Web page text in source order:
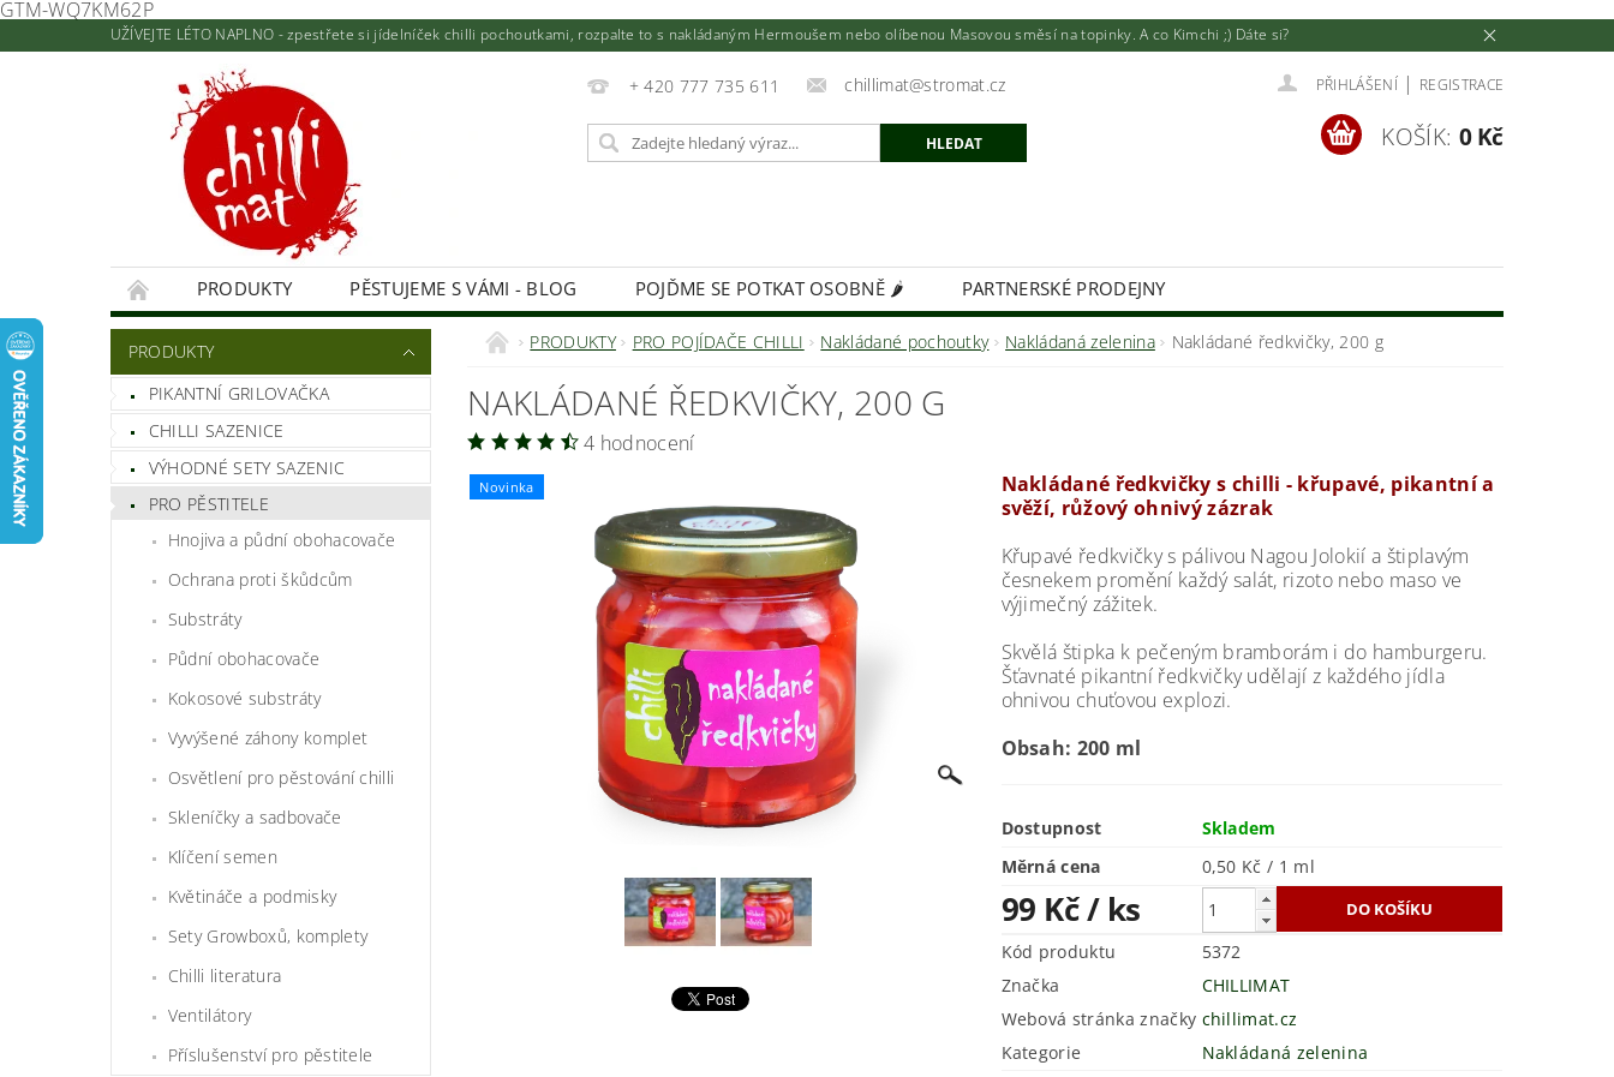
GTM-WQ7KM62P
UŽÍVEJTE LÉTO NAPLNO - zpestřete si jídelníček chilli pochoutkami, rozpalte to s nakládaným Hermoušem nebo olíbenou Masovou směsí na topinky. A co Kimchi ;) Dáte si?
+ 420 777 735 611 chillimat@stromat.cz PŘIHLÁŠENÍ | REGISTRACE
KOŠÍK: 0 Kč
PRODUKTY PĚSTUJEME S VÁMI - BLOG POJĎME SE POTKAT OSOBNĚ 🌶️
PARTNERSKÉ PRODEJNY
KONTAKTY A PRODEJNA
NAPIŠTE NÁM KIMCHI - VÝŽIVNÁ BOMBA! FIREMNÍ DÁRKY NA MÍRU
JAK NAKUPOVAT
HODNOCENÍ OBCHODU
PRODUKTY
PIKANTNÍ GRILOVAČKA
CHILLI SAZENICE
VÝHODNÉ SETY SAZENIC
PRO PĚSTITELE
Hnojiva a půdní obohacovače
Ochrana proti škůdcům
Substráty
Půdní obohacovače
Kokosové substráty
Vyvýšené záhony komplet
Osvětlení pro pěstování chilli
Skleníčky a sadbovače
Klíčení semen
Květináče a podmisky
Sety Growboxů, komplety
Chilli literatura
Ventilátory
Příslušenství pro pěstitele
PRODUKTY PRO POJÍDAČE CHILLI Nakládané pochoutky Nakládaná zelenina Nakládané ředkvičky, 200 g
NAKLÁDANÉ ŘEDKVIČKY, 200 G
4 hodnocení
Novinka
Nakládané ředkvičky s chilli - křupavé, pikantní a
svěží, růžový ohnivý zázrak
Křupavé ředkvičky s pálivou Nagou Jolokií a štiplavým
česnekem promění každý salát, rizoto nebo maso ve
výjimečný zážitek.
Skvělá štipka k pečeným bramborám i do hamburgeru.
Šťavnaté pikantní ředkvičky udělají z každého jídla
ohnivou chuťovou explozi.
Obsah: 200 ml
Dostupnost
Skladem
Měrná cena
0,50 Kč / 1 ml
99 Kč/ ks
Kód produktu
5372
Značka
CHILLIMAT
Webová stránka značky chillimat.cz
Kategorie
Nakládaná zelenina